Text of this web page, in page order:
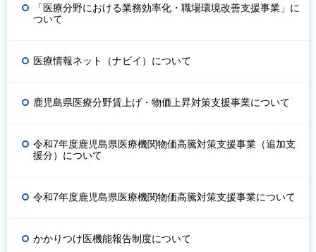
「医療分野における業務効率化・職場環境改善支援事業」に
ついて
医療情報ネット（ナビイ）について
鹿児島県医療分野賃上げ・物価上昇対策支援事業について
令和7年度鹿児島県医療機関物価高騰対策支援事業（追加支
援分）について
令和7年度鹿児島県医療機関物価高騰対策支援事業について
かかりつけ医機能報告制度について